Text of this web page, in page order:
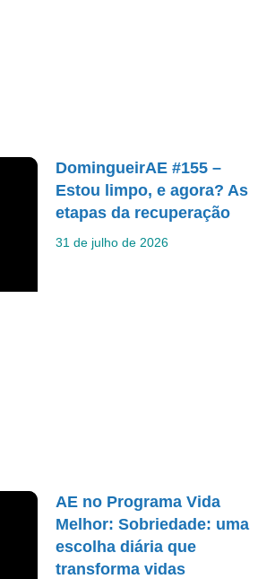
DomingueirAE #155 –
Estou limpo, e agora? As
etapas da recuperação
31 de julho de 2026
AE no Programa Vida
Melhor: Sobriedade: uma
escolha diária que
transforma vidas